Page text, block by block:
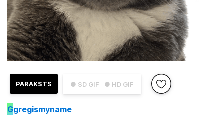
● SD GIF ● HD GIF
PARAKSTS
Ggregismyname